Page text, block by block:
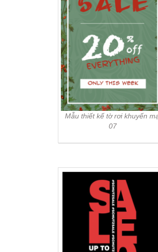
Mẫu thiết kế tờ rơi khuyến
07